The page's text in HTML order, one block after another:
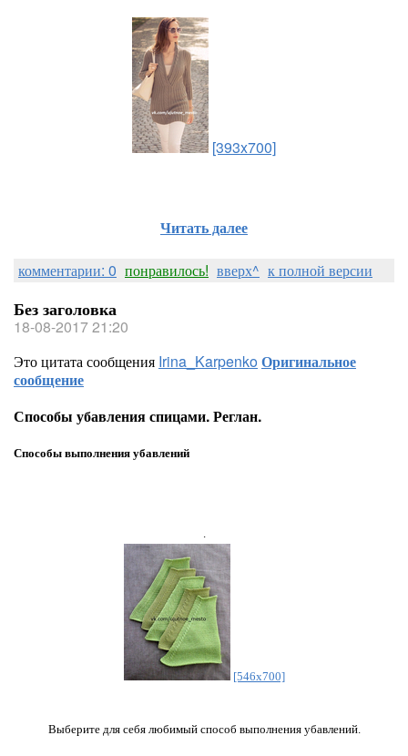
[393x700]
Читать далее
комментарии: 0 понравилось! вверх^ к полной версии
Без заголовка
18-08-2017 21:20
Это цитата сообщения Irina_KarpenkoОригинальное
сообщение
Способы убавления спицами. Реглан.
Способы выполнения убавлений
.
[546x700]
Выберите для себя любимый способ выполнения убавлений.